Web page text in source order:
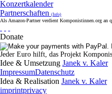
Konzertkalender
Partnerschaften (Info)
Als Amazon-Partner verdient Komponistinnen.org an
Donate
Jeder Euro hilft, das Projekt
Idee & Umsetzung Janek v. Kaler
ImpressumDatenschutz
Idea & Realisation Janek v. Kaler
imprintprivacy